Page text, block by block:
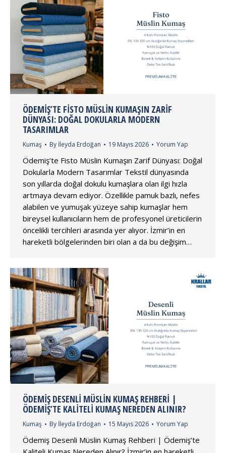
ÖDEMIŞ’TE FISTO MÜSLIN KUMAŞIN ZARIF
DÜNYASI: DOĞAL DOKULARLA MODERN
TASARIMLAR
Kumaş By İleyda Erdoğan 19 Mayıs 2026 Yorum Yap
Ödemiş’te Fisto Müslin Kumaşın Zarif Dünyası: Doğal
Dokularla Modern Tasarımlar Tekstil dünyasında
son yıllarda doğal dokulu kumaşlara olan ilgi hızla
artmaya devam ediyor. Özellikle pamuk bazlı, nefes
alabilen ve yumuşak yüzeye sahip kumaşlar hem
bireysel kullanıcıların hem de profesyonel üreticilerin
öncelikli tercihleri arasında yer alıyor. İzmir’in en
hareketli bölgelerinden biri olan a da bu değişim…
ÖDEMIŞ DESENLI MÜSLIN KUMAŞ REHBERI |
ÖDEMIŞ’TE KALITELI KUMAŞ NEREDEN ALINIR?
Kumaş By İleyda Erdoğan 15 Mayıs 2026 Yorum Yap
Ödemiş Desenli Müslin Kumaş Rehberi | Ödemiş’te